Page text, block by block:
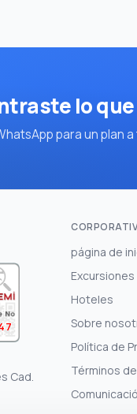
lo
para un plan
Cad.
página de
Excursiones
Hoteles
Sobre
Política de
Términos